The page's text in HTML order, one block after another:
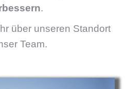
.
über unseren Standort
Team.